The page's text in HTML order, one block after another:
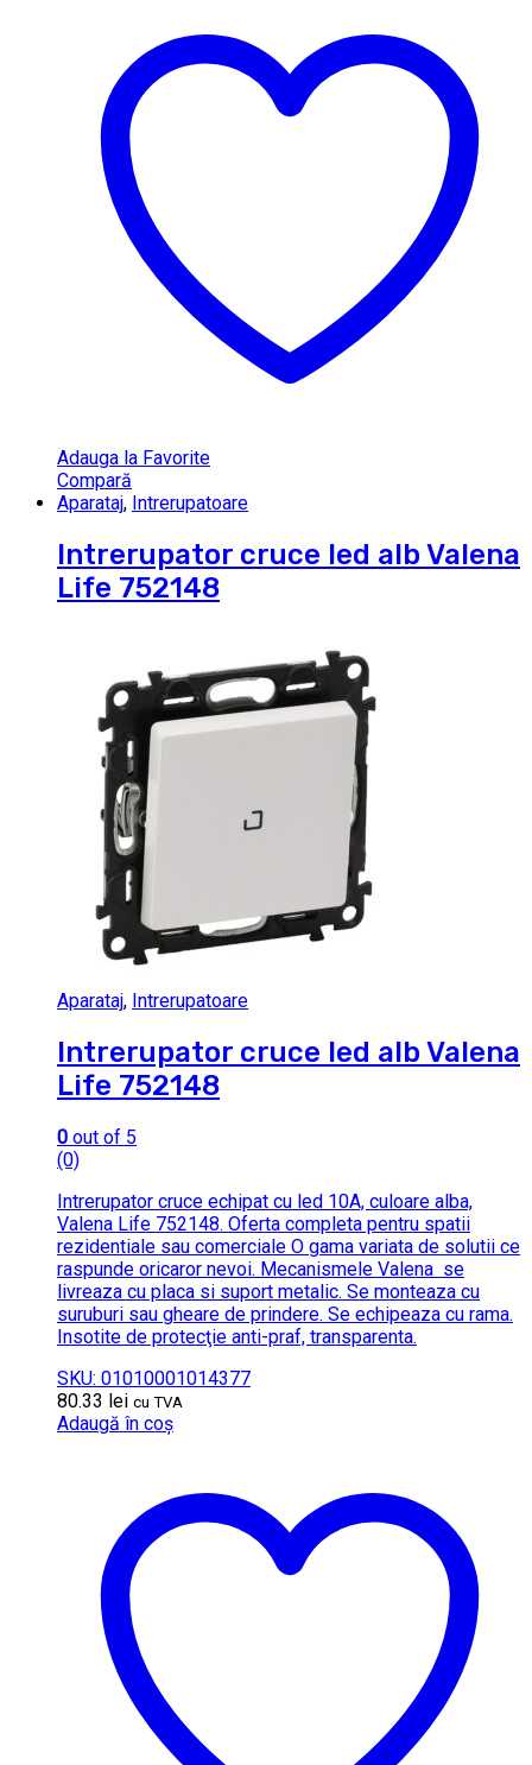
Adauga la Favorite
Compară
Aparataj, Intrerupatoare
Intrerupator cruce led alb Valena
Life 752148
Aparataj, Intrerupatoare
Intrerupator cruce led alb Valena
Life 752148
0 out of 5
(0)
Intrerupator cruce echipat cu led 10A, culoare alba,
Valena Life 752148. Oferta completa pentru spatii
rezidentiale sau comerciale O gama variata de solutii ce
raspunde oricaror nevoi. Mecanismele Valena se
livreaza cu placa si suport metalic. Se monteaza cu
suruburi sau gheare de prindere. Se echipeaza cu rama.
Insotite de protecţie anti-praf, transparenta.
SKU: 01010001014377
80.33 lei cu TVA
Adaugă în coș